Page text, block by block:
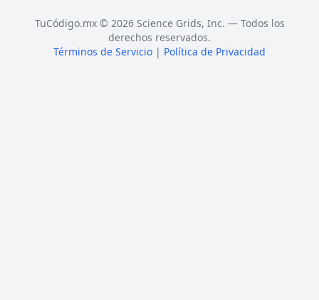
TuCódigo.mx © 2026 Science Grids, Inc. — Todos los
derechos reservados.
Términos de Servicio | Política de Privacidad